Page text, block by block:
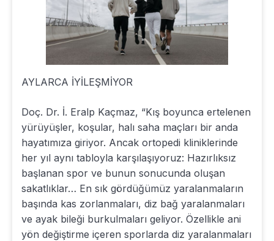
AYLARCA İYİLEŞMİYOR
Doç. Dr. İ. Eralp Kaçmaz, “Kış boyunca ertelenen
yürüyüşler, koşular, halı saha maçları bir anda
hayatımıza giriyor. Ancak ortopedi kliniklerinde
her yıl aynı tabloyla karşılaşıyoruz: Hazırlıksız
başlanan spor ve bunun sonucunda oluşan
sakatlıklar… En sık gördüğümüz yaralanmaların
başında kas zorlanmaları, diz bağ yaralanmaları
ve ayak bileği burkulmaları geliyor. Özellikle ani
yön değiştirme içeren sporlarda diz yaralanmaları